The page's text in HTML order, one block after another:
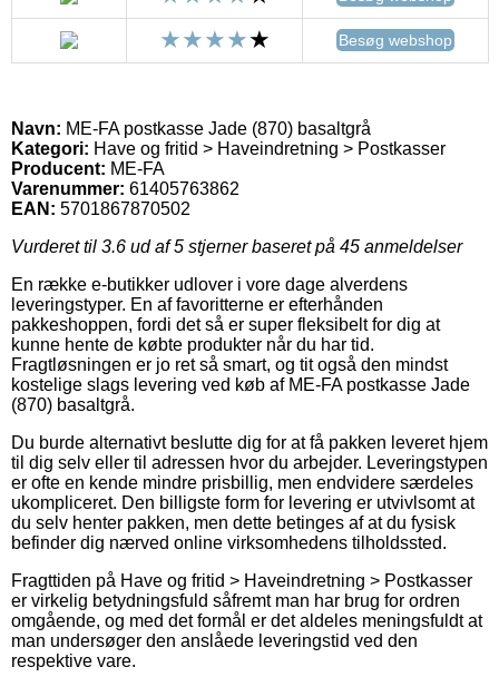
Besøg webshop
Navn: ME-FA postkasse Jade (870) basaltgrå
Kategori: Have og fritid > Haveindretning > Postkasser
Producent: ME-FA
Varenummer: 61405763862
EAN: 5701867870502
Vurderet til 3.6 ud af 5 stjerner baseret på 45 anmeldelser
En række e-butikker udlover i vore dage alverdens
leveringstyper. En af favoritterne er efterhånden
pakkeshoppen, fordi det så er super fleksibelt for dig at
kunne hente de købte produkter når du har tid.
Fragtløsningen er jo ret så smart, og tit også den mindst
kostelige slags levering ved køb af ME-FA postkasse Jade
(870) basaltgrå.
Du burde alternativt beslutte dig for at få pakken leveret hjem
til dig selv eller til adressen hvor du arbejder. Leveringstypen
er ofte en kende mindre prisbillig, men endvidere særdeles
ukompliceret. Den billigste form for levering er utvivlsomt at
du selv henter pakken, men dette betinges af at du fysisk
befinder dig nærved online virksomhedens tilholdssted.
Fragttiden på Have og fritid > Haveindretning > Postkasser
er virkelig betydningsfuld såfremt man har brug for ordren
omgående, og med det formål er det aldeles meningsfuldt at
man undersøger den anslåede leveringstid ved den
respektive vare.